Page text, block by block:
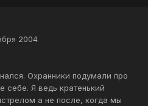
2004
Охранники подумали про
себе. Я ведь кратенький
а не после, когда мы